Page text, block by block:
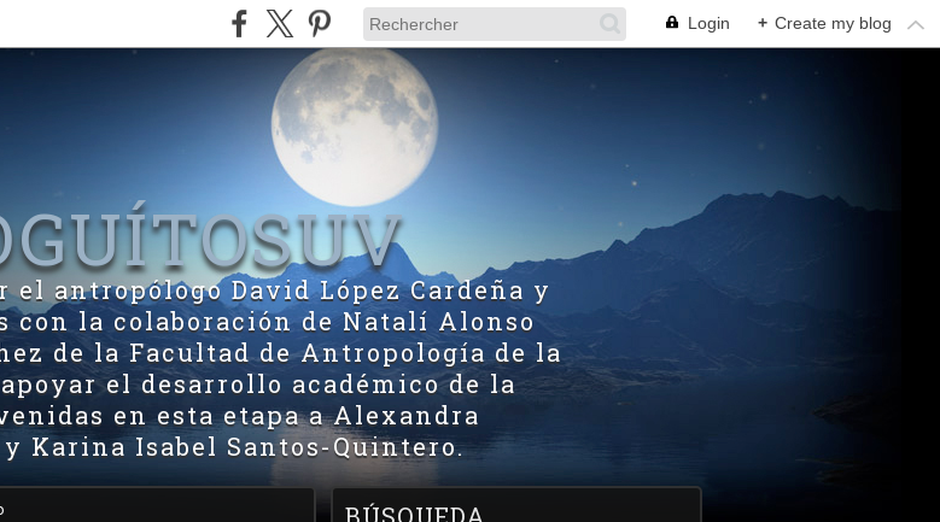
Login + Create my blog
antropólogo David López Cardeña y
con la colaboración de Natalí Alonso
de la Facultad de Antropología de la
el desarrollo académico de la
en esta etapa a Alexandra
Karina Isabel Santos-Quintero.